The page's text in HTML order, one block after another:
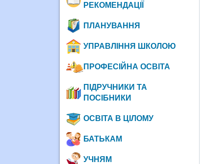
РЕКОМЕНДАЦІЇ
ПЛАНУВАННЯ
УПРАВЛІННЯ ШКОЛОЮ
ПРОФЕСІЙНА ОСВІТА
ПІДРУЧНИКИ ТА
ПОСІБНИКИ
ОСВІТА В ЦІЛОМУ
БАТЬКАМ
УЧНЯМ